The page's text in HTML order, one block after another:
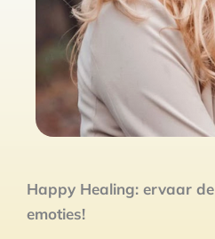
Happy Healing: ervaar
emoties!